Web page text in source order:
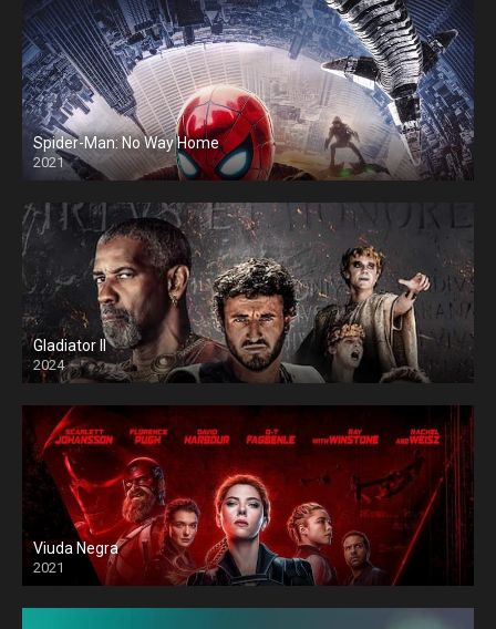
Spider-Man: No Way Home
2021
Gladiator II
2024
Viuda Negra
2021